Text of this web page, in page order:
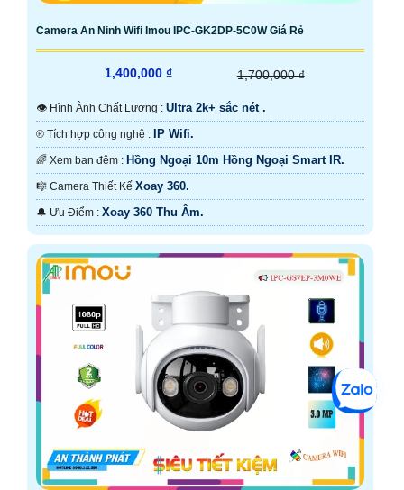
Camera An Ninh Wifi Imou IPC-GK2DP-5C0W Giá Rẻ
1,400,000 ₫ 1,700,000 ₫
👁 Hình Ành Chất Lượng : Ultra 2k+ sắc nét .
®️ Tích hợp công nghệ : IP Wifi.
🌈 Xem ban đêm : Hồng Ngoại 10m Hồng Ngoại Smart IR.
🎼️ Camera Thiết Kế Xoay 360.
️🔔 Ưu Điểm : Xoay 360 Thu Âm.